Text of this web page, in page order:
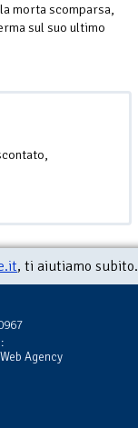
morta scomparsa,
sul suo ultimo
, ti aiutiamo subito.
Agency